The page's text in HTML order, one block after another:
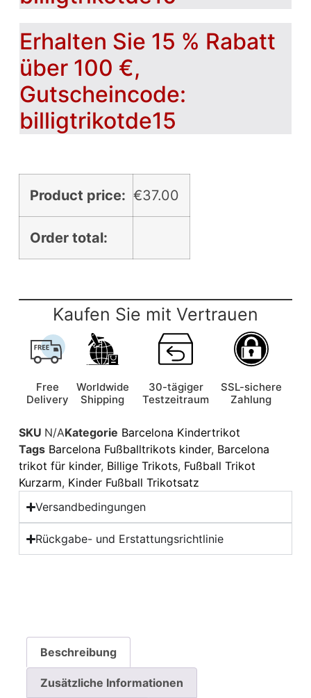
Erhalten Sie 15 % Rabatt
über 100 €,
Gutscheincode:
billigtrikotde15
Product price: €37.00
Order total:
Kaufen Sie mit Vertrauen
Free
Delivery
Worldwide
Shipping
30-tägiger
Testzeitraum
SSL-sichere
Zahlung
SKU N/AKategorie Barcelona Kindertrikot
Tags Barcelona Fußballtrikots kinder, Barcelona
trikot für kinder, Billige Trikots, Fußball Trikot
Kurzarm, Kinder Fußball Trikotsatz
Versandbedingungen
Rückgabe- und Erstattungsrichtlinie
Beschreibung
Zusätzliche Informationen